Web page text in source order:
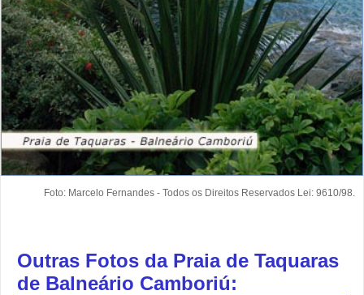
Foto: Marcelo Fernandes - Todos os Direitos Reservados Lei: 9610/98.
Outras Fotos da Praia de Taquaras
de Balneário Camboriú: